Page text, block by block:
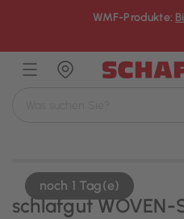
WMF-Produkte:
noch 1 Tag(e)
schlafgut WOVEN-